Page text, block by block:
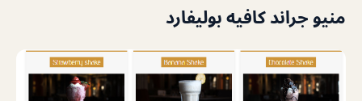
منيو جراند كافيه بوليفارد